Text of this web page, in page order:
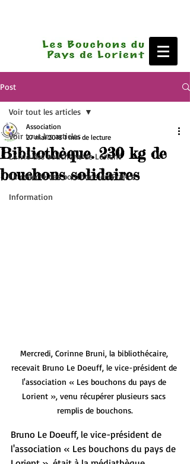
Post
Voir tout les articles
La vie des bouchons de Lorient
La collecte des bouchons en France
Information
Voir tout les articles
Bibliothèque. 230 kg de
bouchons solidaires
Association
27 mai 2018 1 min de lecture
Mercredi, Corinne Bruni, la bibliothécaire,
recevait Bruno Le Doeuff, le vice-président de
l'association « Les bouchons du pays de
Lorient », venu récupérer plusieurs sacs
remplis de bouchons.
Bruno Le Doeuff, le vice-président de
l'association « Les bouchons du pays de